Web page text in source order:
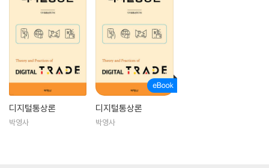
디지털통상론
박영사
디지털통상론
박영사